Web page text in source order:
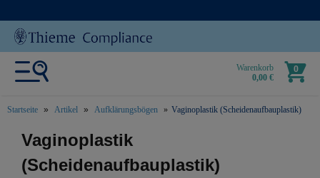
Warenkorb
0,00 €
0
Startseite Artikel Aufklärungsbögen Vaginoplastik (Scheidenaufbauplastik)
text.skipToContent
text.skipToNavigation
Vaginoplastik
(Scheidenaufbauplastik)